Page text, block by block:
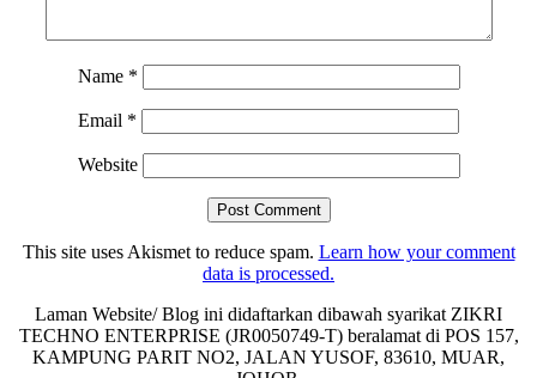
Name *
Email *
Website
This site uses Akismet to reduce spam. Learn how your comment
data is processed.
Laman Website/ Blog ini didaftarkan dibawah syarikat ZIKRI
TECHNO ENTERPRISE (JR0050749-T) beralamat di POS 157,
KAMPUNG PARIT NO2, JALAN YUSOF, 83610, MUAR,